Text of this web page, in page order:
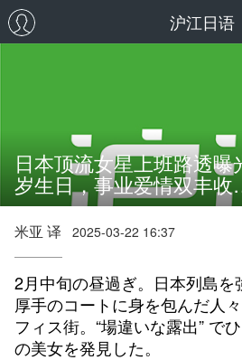
沪江日语
日本顶流女星上班路透曝
岁生日，事业爱情双丰
米亚 译 2025-03-22 16:37
2月中旬の昼過ぎ。日本列島を
厚手のコートに身を包んだ人
フィス街。“場違いな露出” で
の美女を発見した。